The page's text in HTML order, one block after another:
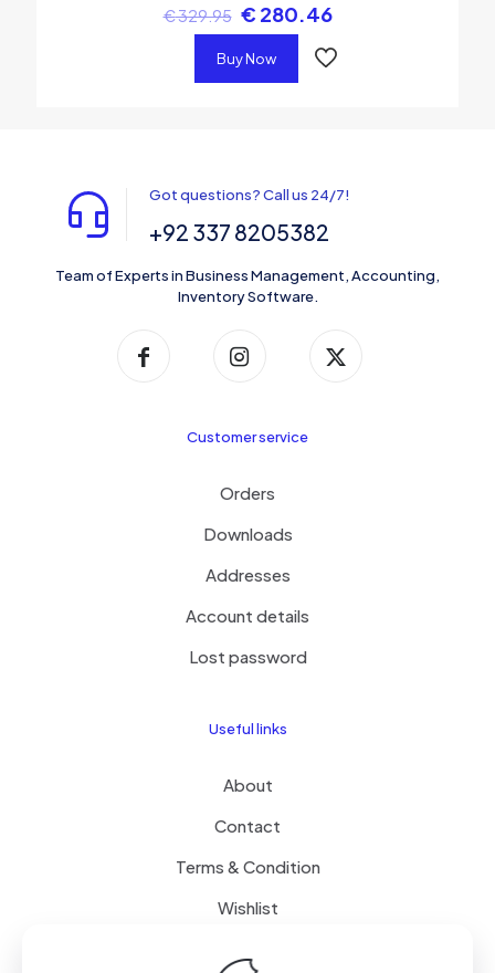
€329.95 € 280.46
Buy Now
Got questions? Call us 24/7!
+92 337 8205382
Team of Experts in Business Management, Accounting,
Inventory Software.
Customer service
Orders
Downloads
Addresses
Account details
Lost password
Useful links
About
Contact
Terms & Condition
Wishlist